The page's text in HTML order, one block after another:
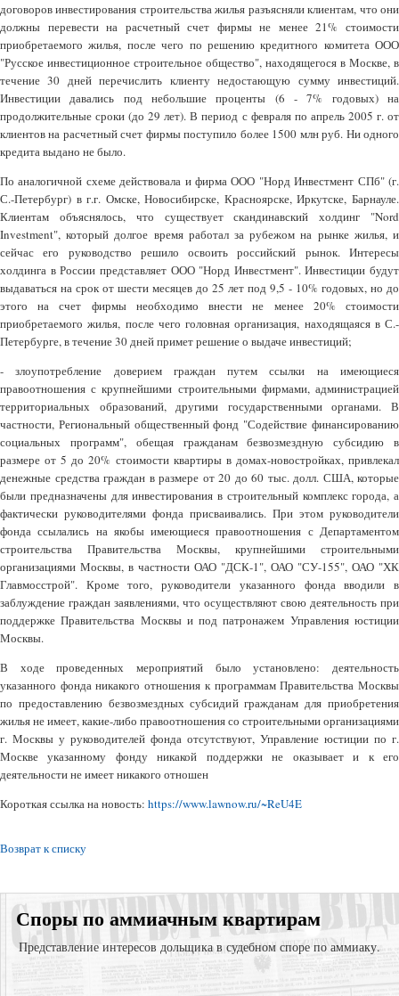
договоров инвестирования строительства жилья разъясняли клиентам, что они
должны перевести на расчетный счет фирмы не менее 21% стоимости
приобретаемого жилья, после чего по решению кредитного комитета ООО
"Русское инвестиционное строительное общество", находящегося в Москве, в
течение 30 дней перечислить клиенту недостающую сумму инвестиций.
Инвестиции давались под небольшие проценты (6 - 7% годовых) на
продолжительные сроки (до 29 лет). В период с февраля по апрель 2005 г. от
клиентов на расчетный счет фирмы поступило более 1500 млн руб. Ни одного
кредита выдано не было.
По аналогичной схеме действовала и фирма ООО "Норд Инвестмент СПб" (г.
С.-Петербург) в г.г. Омске, Новосибирске, Красноярске, Иркутске, Барнауле.
Клиентам объяснялось, что существует скандинавский холдинг "Nord
Investment", который долгое время работал за рубежом на рынке жилья, и
сейчас его руководство решило освоить российский рынок. Интересы
холдинга в России представляет ООО "Норд Инвестмент". Инвестиции будут
выдаваться на срок от шести месяцев до 25 лет под 9,5 - 10% годовых, но до
этого на счет фирмы необходимо внести не менее 20% стоимости
приобретаемого жилья, после чего головная организация, находящаяся в С.-
Петербурге, в течение 30 дней примет решение о выдаче инвестиций;
- злоупотребление доверием граждан путем ссылки на имеющиеся
правоотношения с крупнейшими строительными фирмами, администрацией
территориальных образований, другими государственными органами. В
частности, Региональный общественный фонд "Содействие финансированию
социальных программ", обещая гражданам безвозмездную субсидию в
размере от 5 до 20% стоимости квартиры в домах-новостройках, привлекал
денежные средства граждан в размере от 20 до 60 тыс. долл. США, которые
были предназначены для инвестирования в строительный комплекс города, а
фактически руководителями фонда присваивались. При этом руководители
фонда ссылались на якобы имеющиеся правоотношения с Департаментом
строительства Правительства Москвы, крупнейшими строительными
организациями Москвы, в частности ОАО "ДСК-1", ОАО "СУ-155", ОАО "ХК
Главмосстрой". Кроме того, руководители указанного фонда вводили в
заблуждение граждан заявлениями, что осуществляют свою деятельность при
поддержке Правительства Москвы и под патронажем Управления юстиции
Москвы.
В ходе проведенных мероприятий было установлено: деятельность
указанного фонда никакого отношения к программам Правительства Москвы
по предоставлению безвозмездных субсидий гражданам для приобретения
жилья не имеет, какие-либо правоотношения со строительными организациями
г. Москвы у руководителей фонда отсутствуют, Управление юстиции по г.
Москве указанному фонду никакой поддержки не оказывает и к его
деятельности не имеет никакого отношен
Короткая ссылка на новость: https://www.lawnow.ru/~ReU4E
Возврат к списку
Споры по аммиачным квартирам
Представление интересов дольщика в судебном споре по аммиаку.